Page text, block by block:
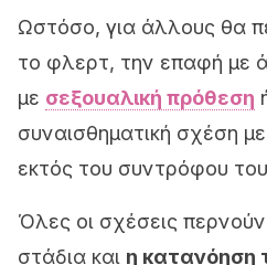
Ωστόσο, για άλλους θα
το φλερτ, την επαφή με
με σεξουαλική πρόθεση
συναισθηματική σχέση
εκτός του συντρόφου
Όλες οι σχέσεις
στάδια και η κατανόηση